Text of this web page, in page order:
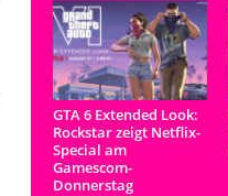
GTA 6 Extended Look:
Rockstar zeigt Netflix-
Special am
Gamescom-
Donnerstag